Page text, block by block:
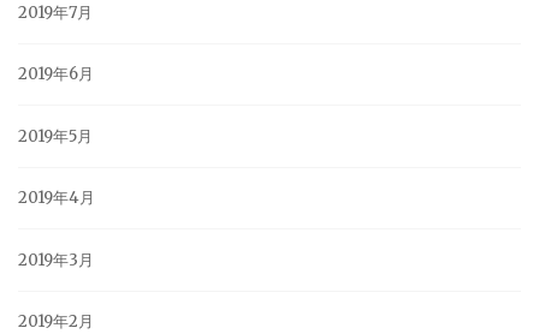
2019年7月
2019年6月
2019年5月
2019年4月
2019年3月
2019年2月